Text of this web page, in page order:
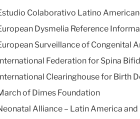
Colaborativo Latino
Dysmelia Reference
Surveillance of Congenital
Federation for Spina
Clearinghouse for Birth
of Dimes Foundation
Alliance – Latin America